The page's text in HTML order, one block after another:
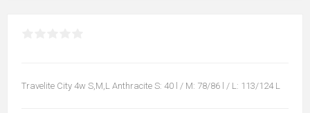
Travelite City 4w S,M,L Anthracite S: 40 l / M: 78/86 l / L: 113/124 L